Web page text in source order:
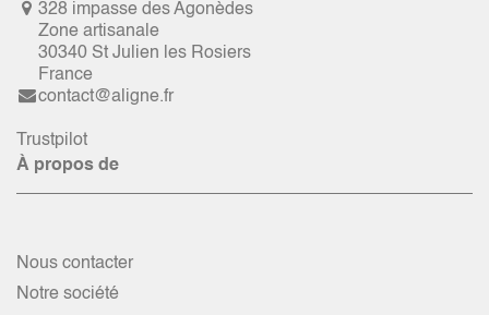
328 impasse des Agonèdes
Zone artisanale
30340 St Julien les Rosiers
France
contact@aligne.fr
Trustpilot
À propos de
Nous contacter
Notre société